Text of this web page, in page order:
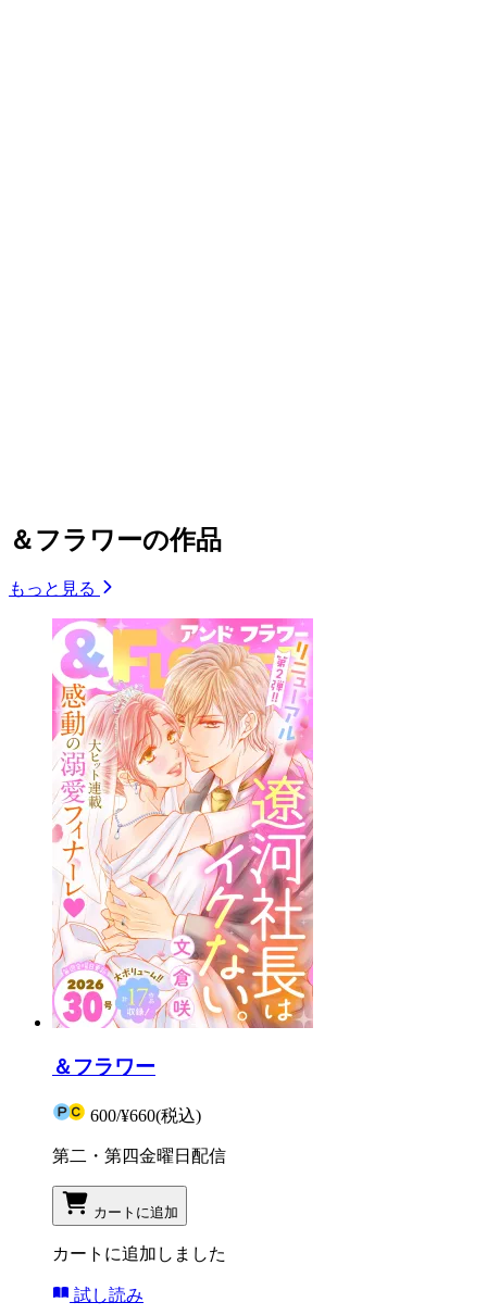
＆フラワーの作品
もっと見る
＆フラワー
600/¥660(税込)
第二・第四金曜日配信
カートに追加
カートに追加しました
試し読み